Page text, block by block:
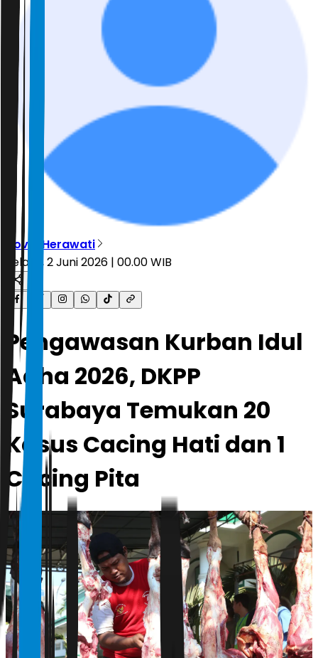
Novia Herawati
Selasa, 2 Juni 2026 | 00.00 WIB
Pengawasan Kurban Idul
Adha 2026, DKPP
Surabaya Temukan 20
Kasus Cacing Hati dan 1
Cacing Pita